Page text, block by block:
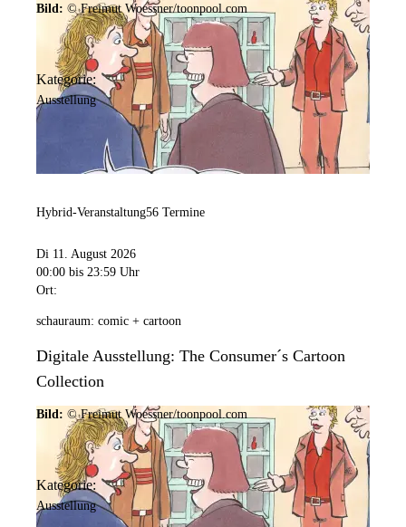
Bild: © Freimut Woessner/toonpool.com
Kategorie:
Ausstellung
Hybrid-Veranstaltung56 Termine
Di 11. August 2026
00:00 bis 23:59 Uhr
Ort:
schauraum: comic + cartoon
Digitale Ausstellung: The Consumer´s Cartoon
Collection
Bild: © Freimut Woessner/toonpool.com
Kategorie:
Ausstellung